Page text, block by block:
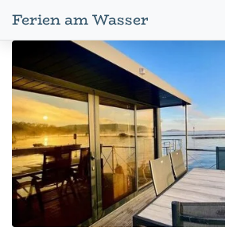
Ferien am Wasser